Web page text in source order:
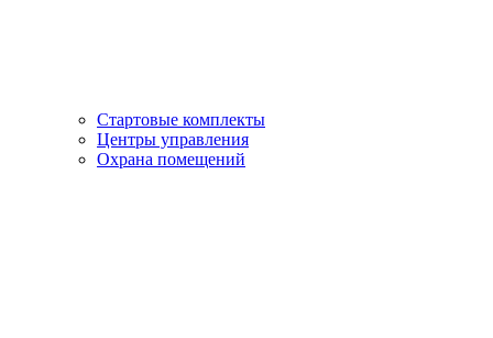
Стартовые комплекты
Центры управления
Охрана помещений